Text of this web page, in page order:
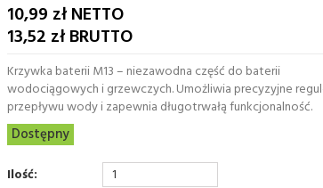
10,99 zł NETTO
13,52 zł BRUTTO
Krzywka baterii M13 – niezawodna część do baterii
wodociągowych i grzewczych. Umożliwia precyzyjne
przepływu wody i zapewnia długotrwałą funkcjonalność.
Dostępny
Ilość: